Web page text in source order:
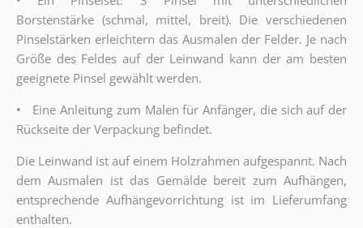
Borstenstärke (schmal, mittel, breit). Die verschiedenen
Pinselstärken erleichtern das Ausmalen der Felder. Je nach
Größe des Feldes auf der Leinwand kann der am besten
geeignete Pinsel gewählt werden.
• Eine Anleitung zum Malen für Anfänger, die sich auf der
Rückseite der Verpackung befindet.
Die Leinwand ist auf einem Holzrahmen aufgespannt. Nach
dem Ausmalen ist das Gemälde bereit zum Aufhängen,
entsprechende Aufhängevorrichtung ist im Lieferumfang
enthalten.